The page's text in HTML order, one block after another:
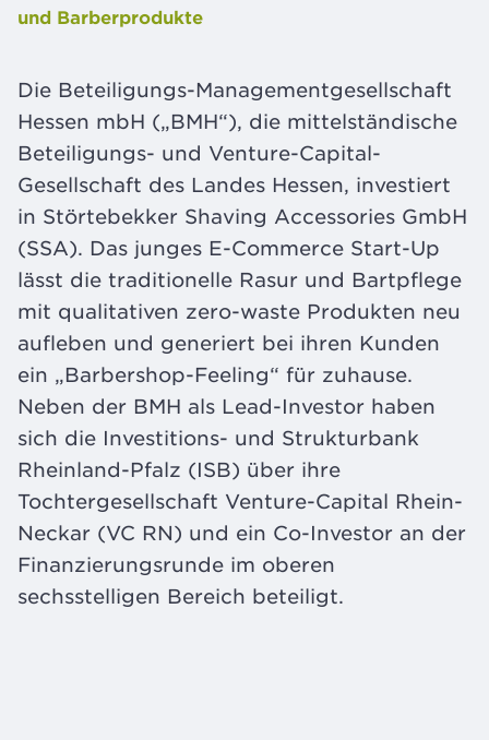
und Barberprodukte
Die Beteiligungs-Managementgesellschaft
Hessen mbH („BMH“), die mittelständische
Beteiligungs- und Venture-Capital-
Gesellschaft des Landes Hessen, investiert
in Störtebekker Shaving Accessories GmbH
(SSA). Das junges E-Commerce Start-Up
lässt die traditionelle Rasur und Bartpflege
mit qualitativen zero-waste Produkten neu
aufleben und generiert bei ihren Kunden
ein „Barbershop-Feeling“ für zuhause.
Neben der BMH als Lead-Investor haben
sich die Investitions- und Strukturbank
Rheinland-Pfalz (ISB) über ihre
Tochtergesellschaft Venture-Capital Rhein-
Neckar (VC RN) und ein Co-Investor an der
Finanzierungsrunde im oberen
sechsstelligen Bereich beteiligt.